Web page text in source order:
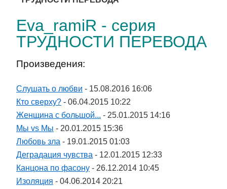
Eva_ramiR - серия
ТРУДНОСТИ ПЕРЕВОДА
Произведения:
Слушать о любви - 15.08.2016 16:06
Кто сверху? - 06.04.2015 10:22
Женщина с большой... - 25.01.2015 14:16
Мы vs Мы - 20.01.2015 15:36
Любовь зла - 19.01.2015 01:03
Деградация чувства - 12.01.2015 12:33
Канцона по фасону - 26.12.2014 10:45
Изоляция - 04.06.2014 20:21